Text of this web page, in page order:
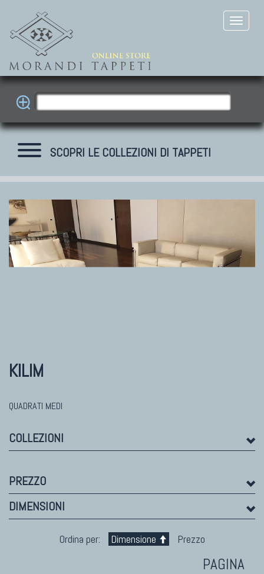
SCOPRI LE COLLEZIONI DI TAPPETI
Reloaded
TAPPETI DI DESIGN D'ARTE
Marco Nereo Rotelli
KILIM
QUADRATI MEDI
COLLEZIONI
PREZZO
DIMENSIONI
Ordina per: Dimensione Prezzo